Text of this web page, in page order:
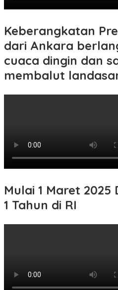
Keberangkatan
dari Ankara
cuaca dingin dan
membalut
Mulai 1 Maret 2025
1 Tahun di RI